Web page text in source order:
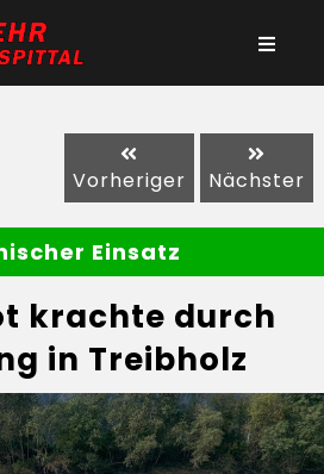
Vorheriger Nächster
Einsatz
krachte durch
in Treibholz